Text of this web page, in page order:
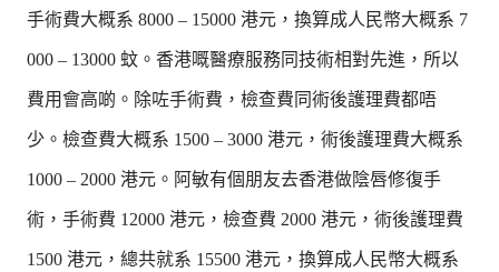
手術費大概系 8000 – 15000 港元，換算成人民幣大概系 7
000 – 13000 蚊。香港嘅醫療服務同技術相對先進，所以
費用會高啲。除咗手術費，檢查費同術後護理費都唔
少。檢查費大概系 1500 – 3000 港元，術後護理費大概系
1000 – 2000 港元。阿敏有個朋友去香港做陰唇修復手
術，手術費 12000 港元，檢查費 2000 港元，術後護理費
1500 港元，總共就系 15500 港元，換算成人民幣大概系